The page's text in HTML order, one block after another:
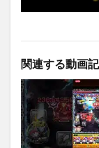
関連する動画